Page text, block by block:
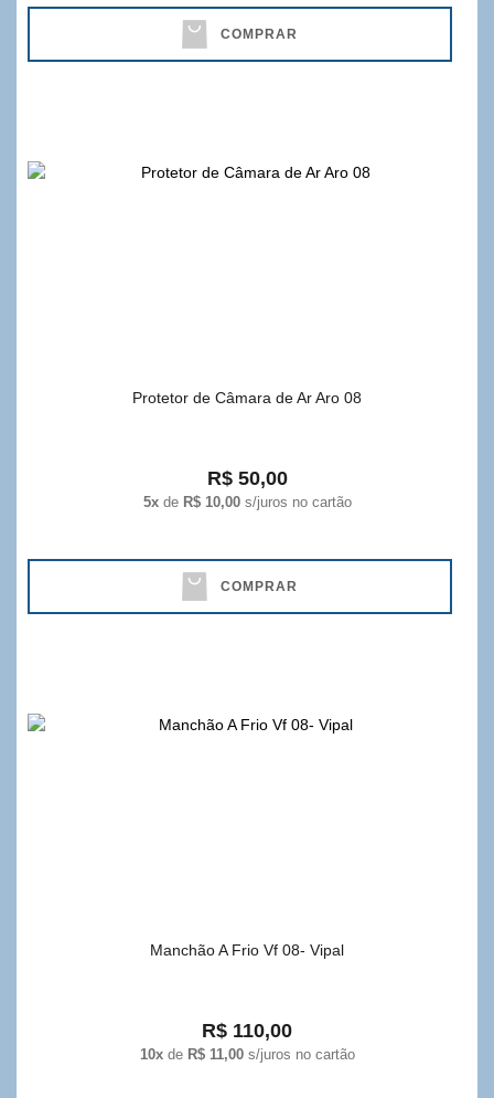
COMPRAR
Protetor de Câmara de Ar Aro 08
R$ 50,00
5xde R$ 10,00s/juros no cartão
COMPRAR
Manchão A Frio Vf 08- Vipal
R$ 110,00
10xde R$ 11,00s/juros no cartão